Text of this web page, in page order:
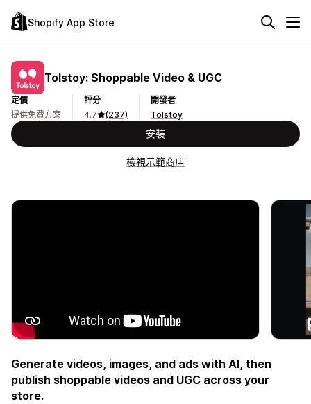
Shopify App Store
Tolstoy: Shoppable Video & UGC
定價
提供免費方案
評分
4.7
(237)
開發者
Tolstoy
安裝
檢視示範商店
Generate videos, images, and ads with AI, then
publish shoppable videos and UGC across your
store.